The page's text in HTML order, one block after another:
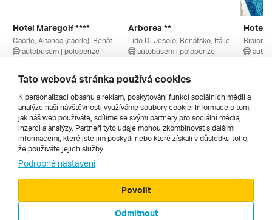
Hotel Maregolf ****
autobusem | polopenze
21 660 Kč
Arborea **
Lido Di Jesolo, Benátsko, Itálie
autobusem | polopenze
10 451 Kč
Hotel
Všechny
Cestopisy
Tato webová stránka používá cookies
K personalizaci obsahu a reklam, poskytování funkcí sociálních médií a
analýze naší návštěvnosti využíváme soubory cookie. Informace o tom,
jak náš web používáte, sdílíme se svými partnery pro sociální média,
inzerci a analýzy. Partneři tyto údaje mohou zkombinovat s dalšími
informacemi, které jste jim poskytli nebo které získali v důsledku toho,
že používáte jejich služby.
Podrobné nastavení
Odmítnout
Povolit